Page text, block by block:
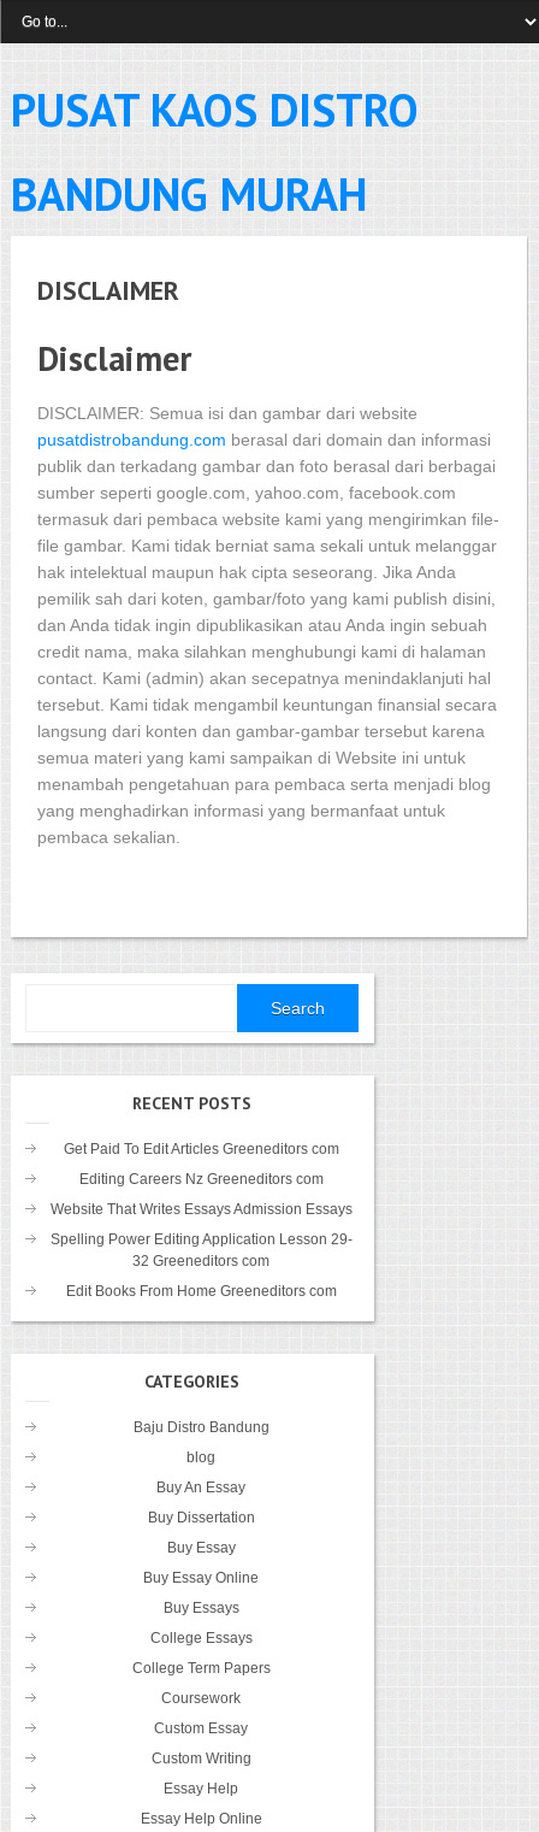
PUSAT KAOS DISTRO
BANDUNG MURAH
DISCLAIMER
Disclaimer
DISCLAIMER: Semua isi dan gambar dari website
pusatdistrobandung.com berasal dari domain dan informasi
publik dan terkadang gambar dan foto berasal dari berbagai
sumber seperti google.com, yahoo.com, facebook.com
termasuk dari pembaca website kami yang mengirimkan file-
file gambar. Kami tidak berniat sama sekali untuk melanggar
hak intelektual maupun hak cipta seseorang. Jika Anda
pemilik sah dari koten, gambar/foto yang kami publish disini,
dan Anda tidak ingin dipublikasikan atau Anda ingin sebuah
credit nama, maka silahkan menghubungi kami di halaman
contact. Kami (admin) akan secepatnya menindaklanjuti hal
tersebut. Kami tidak mengambil keuntungan finansial secara
langsung dari konten dan gambar-gambar tersebut karena
semua materi yang kami sampaikan di Website ini untuk
menambah pengetahuan para pembaca serta menjadi blog
yang menghadirkan informasi yang bermanfaat untuk
pembaca sekalian.
Search
RECENT POSTS
Get Paid To Edit Articles Greeneditors com
Editing Careers Nz Greeneditors com
Website That Writes Essays Admission Essays
Spelling Power Editing Application Lesson 29-
32 Greeneditors com
Edit Books From Home Greeneditors com
CATEGORIES
Baju Distro Bandung
blog
Buy An Essay
Buy Dissertation
Buy Essay
Buy Essay Online
Buy Essays
College Essays
College Term Papers
Coursework
Custom Essay
Custom Writing
Essay Help
Essay Help Online